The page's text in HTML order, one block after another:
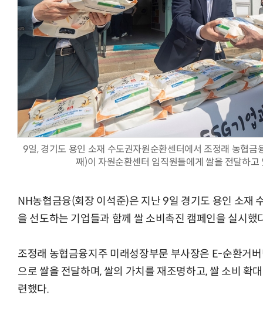
9일, 경기도 용인 소재 수도권자원순환센터에서 조정래 농협
째)이 자원순환센터 임직원들에게 쌀을 전달하
NH농협금융(회장 이석준)은 지난 9일 경기도 용인 소재
을 선도하는 기업들과 함께 쌀 소비촉진 캠페인을 실시했
조정래 농협금융지주 미래성장부문 부사장은 E-순환거
으로 쌀을 전달하며, 쌀의 가치를 재조명하고, 쌀 소비 확
련했다.
AI Native Enterprise를 지원하는 AI Ready Data